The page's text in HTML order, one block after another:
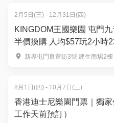
2月5日(三) - 12月31日(四)
KINGDOM王國樂園 屯門
半價換購 人均$57玩2小時
兒童新界屯門良運街3號 建生商埸2樓
8月1日(四) - 10月7日(三)
香港迪士尼樂園門票｜獨
工作天前預訂）